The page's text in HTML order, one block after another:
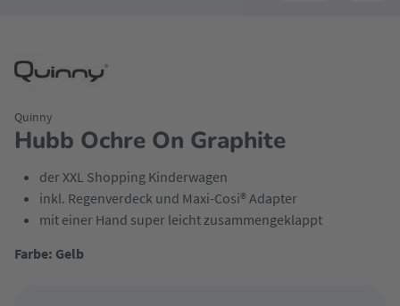
Hubb Ochre On Graphite
Quinny
der XXL Shopping Kinderwagen
inkl. Regenverdeck und Maxi-Cosi® Adapter
mit einer Hand super leicht zusammengeklappt
Farbe: Gelb